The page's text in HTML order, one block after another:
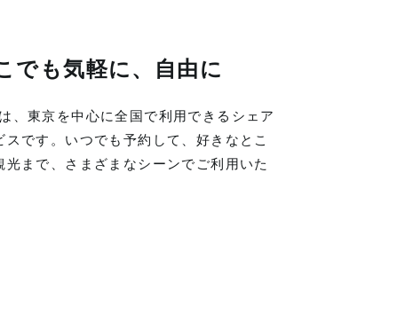
でも気軽に、自由に
、東京を中心に全国で利用できるシェア
です。いつでも予約して、好きなとこ
光まで、さまざまなシーンでご利用いた